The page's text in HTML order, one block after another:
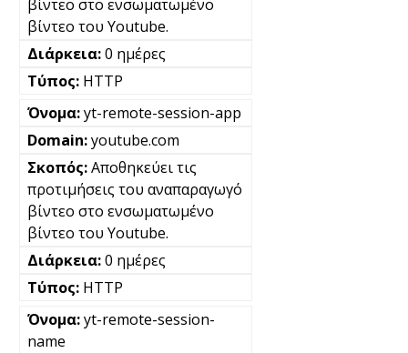
βίντεο στο ενσωματωμένο
βίντεο του Youtube.
0 ημέρες
HTTP
yt-remote-session-app
youtube.com
Αποθηκεύει τις
προτιμήσεις του αναπαραγωγό
βίντεο στο ενσωματωμένο
βίντεο του Youtube.
0 ημέρες
HTTP
yt-remote-session-
name